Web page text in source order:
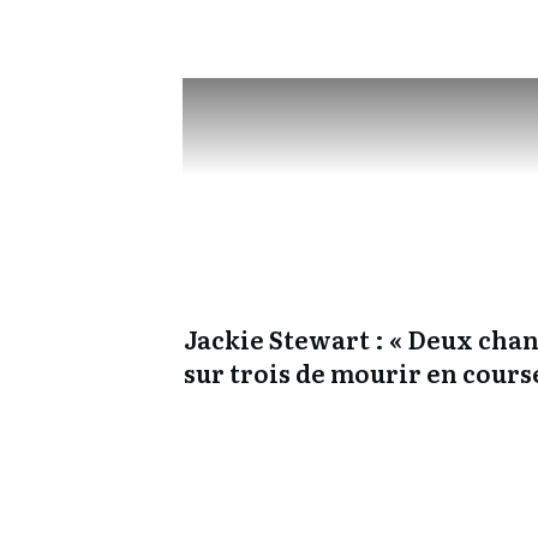
Jackie Stewart : « Deux
sur trois de mourir en